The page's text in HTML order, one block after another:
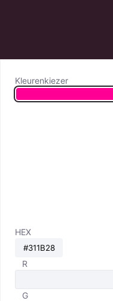
Kleurenkiezer
HEX
R
G